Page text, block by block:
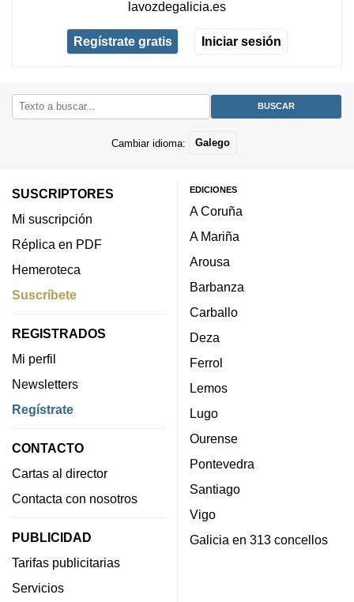
lavozdegalicia.es
Regístrate gratis Iniciar sesión
Cambiar idioma: Galego
SUSCRIPTORES
Mi suscripción
Réplica en PDF
Hemeroteca
Suscríbete
REGISTRADOS
Mi perfil
Newsletters
Regístrate
CONTACTO
Cartas al director
Contacta con nosotros
PUBLICIDAD
Tarifas publicitarias
Servicios
EDICIONES
A Coruña
A Mariña
Arousa
Barbanza
Carballo
Deza
Ferrol
Lemos
Lugo
Ourense
Pontevedra
Santiago
Vigo
Galicia en 313 concellos